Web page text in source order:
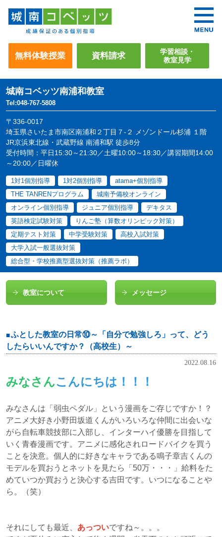
無料体験授業 資料請求
学習相談・
教室見学
城南コベッツ南浦和教室
Tel:048-767-5808
〒336-0017
埼玉県さいたま市南区南浦和２丁目７-２ メゾンドール杉浦 １階
JR京浜東北線・武蔵野線 南浦和駅 徒歩8分
受付時間：平日15:30～21:30／土曜10:00～18:30／講習期間14:00
～20:00／日曜休
1対1個別指導 1対2個別指導
atama+個別指導
THE TANRENプログラム
城南予備校オンライン
オンライン個別指導
ジュニア個別指導
デキタス
英語検定試験対策
りんご塾（算数オリンピック対策）
定期テスト対策
中学受験対策
高校入試対策
大学入試一般選抜対策
総合型・学校推薦型選抜対策（推薦ラボ）
教室について メッセージ
ふとした教室の日常⑩～「自分で勉強しろ」って、どう
したらいいんですか？（高校生）～
2022.08.16
みなさんこんにちは！！！
みなさんは「弱虫ペダル」という漫画をご存じですか！？
アニメ大好き小野田坂道くんがいろいろな仲間に出会いな
がら自転車競技部に入部し、インターハイ優勝を目指して
いく青春漫画です。アニメに感化されロードバイクを買う
ことを決意。個人的に好きなキャラである鳴子章吉くんの
モデルを買おうとネットを見たら「50万・・・」給料をた
めていつか買おうと決心する吉田です。いつになることや
ら。（笑）
それにしても最近、 あっついですね～。。。